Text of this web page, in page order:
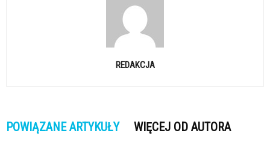
REDAKCJA
POWIĄZANE ARTYKUŁY WIĘCEJ OD AUTORA